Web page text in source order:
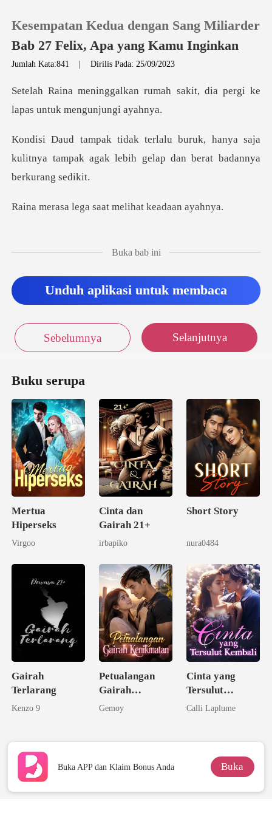
0
Riwayat Membaca
Kesempatan Kedua dengan Sang Miliarder
Bab 27 Felix, Apa yang Kamu Inginkan
Jumlah Kata:841 |Dirilis Pada: 25/09/2023
umah sakit, dia pergi ke
lap
hanya saja
kulitnya tampak agak lebih gel
a saat melihat k
kerja
Buka bab ini
Unduh aplikasi untuk membaca
Sebelumnya Selanjutnya
Buku serupa
Mertua
Hiperseks
Virgoo
Cinta dan
Gairah 21+
irbapiko
Short Story
nura0484
Gairah
Terlarang
Kenzo 9
Petualangan
Gairah
Kenikmatan
Gemoy
Cinta yang
Tersulut
Kembali
Calli Laplume
Buka APP dan Klaim Bonus Anda Buka